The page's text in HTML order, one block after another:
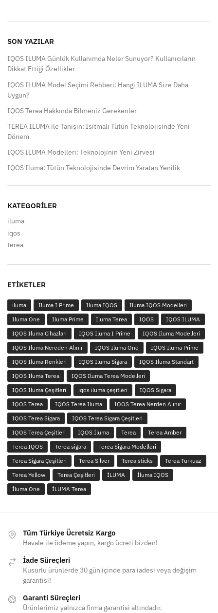
SON YAZILAR
IQOS ILUMA Günlük Kullanımda Neler Sunuyor? Kullanıcıların
Dikkat Ettiği Özellikler
IQOS ILUMA Model Seçimi Rehberi: Hangi ILUMA Size Daha
Uygun?
IQOS Terea Hakkında Bilmeniz Gerekenler
TEREA ILUMA ile Tanışın: Isıtmalı Tütün Teknolojisinde Yeni
Dönem
IQOS ILUMA Modelleri: Teknolojinin Yeni Zirvesi
IQOS Iluma: Tütün Teknolojisinde Devrim Yaratan Yenilik
KATEGORILER
iluma
iqos
terea
ETIKETLER
iluma Iluma I Prime Iluma IQOS
Iluma IQOS Modelleri
Iluma One
Iluma Prime Iluma Terea IQOS
IQOS ILUMA
IQOS Iluma Cihazları
IQOS Iluma I Prime
IQOS Iluma Modelleri
IQOS Iluma Nereden Alınır
IQOS Iluma One
IQOS Iluma Prime
IQOS Iluma Renkleri
IQOS Iluma Sigara
IQOS Iluma Standart
IQOS Iluma Terea
IQOS Iluma Terea Modelleri
IQOS Iluma Çeşitleri
iqos iluma çeşitleri
IQOS Sigara
IQOS Terea
IQOS Terea Iluma
IQOS Terea Nerden Alınır
IQOS Terea Sigara
IQOS Terea Sigara Çeşitleri
IQOS Terea Çeşitleri
IQOS İluma Terea
Terea Amber
Terea IQOS
Terea sigara
Terea Sigara Modelleri
Terea Sigara Çeşitleri
Terea Silver Terea sticks
Terea Turkuaz
Terea Yellow
Terea Çeşitleri İLUMA
İluma IQOS
İluma One
İLUMA Terea
Tüm Türkiye Ücretsiz Kargo
Havale ile ödeme yapın, kargo ücreti bizden!
İade Süreçleri
Kusurlu ürünlerde 30 gün içinde para iadesi veya değişim
garantisi!
Garanti Süreçleri
Ürünlerimiz yalnızca firma garantisi altındadır.